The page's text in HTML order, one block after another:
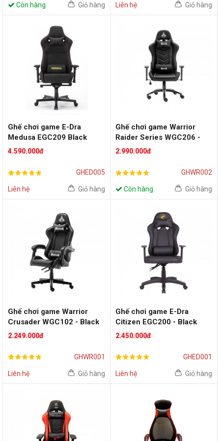
Còn hàng Giỏ hàng Liên hệ Giỏ hàng
Ghế chơi game E-Dra
Medusa EGC209 Black
4.590.000đ
GHED005
Liên hệ Giỏ hàng
Ghế chơi game Warrior
Raider Series WGC206 -
Black
2.990.000đ
GHWR002
Còn hàng Giỏ hàng
Ghế chơi game Warrior
Crusader WGC102 - Black
2.249.000đ
GHWR001
Liên hệ Giỏ hàng
Ghế chơi game E-Dra
Citizen EGC200 - Black
2.450.000đ
GHED001
Liên hệ Giỏ hàng